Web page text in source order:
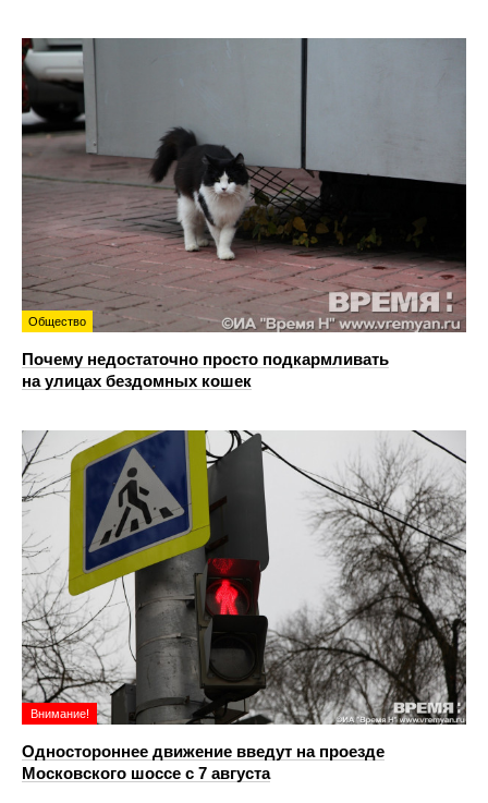
Общество
Почему недостаточно просто подкармливать
на улицах бездомных кошек
Внимание!
Одностороннее движение введут на проезде
Московского шоссе с 7 августа